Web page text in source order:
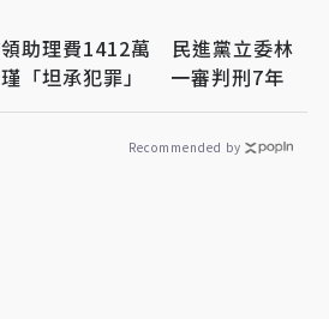
助理費1412萬 民進黨立委林
「坦承犯罪」 一審判刑7年
Recommended by